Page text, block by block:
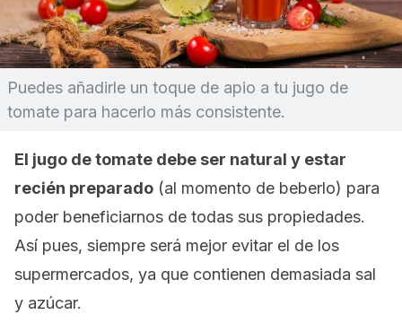
Puedes añadirle un toque de apio a tu jugo de
tomate para hacerlo más consistente.
El jugo de tomate debe ser natural y estar
recién preparado (al momento de beberlo) para
poder beneficiarnos de todas sus propiedades.
Así pues, siempre será mejor evitar el de los
supermercados, ya que contienen demasiada sal
y azúcar.